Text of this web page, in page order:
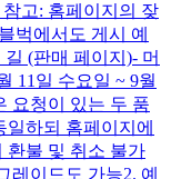
고: 홈페이지의 잦
벅에서도 게시 예
(판매 페이지)- 머
11일 수요일 ~ 9월
요청이 있는 두 품
하되 홈페이지에
환불 및 취소 불가
레이드도 가능2. 예